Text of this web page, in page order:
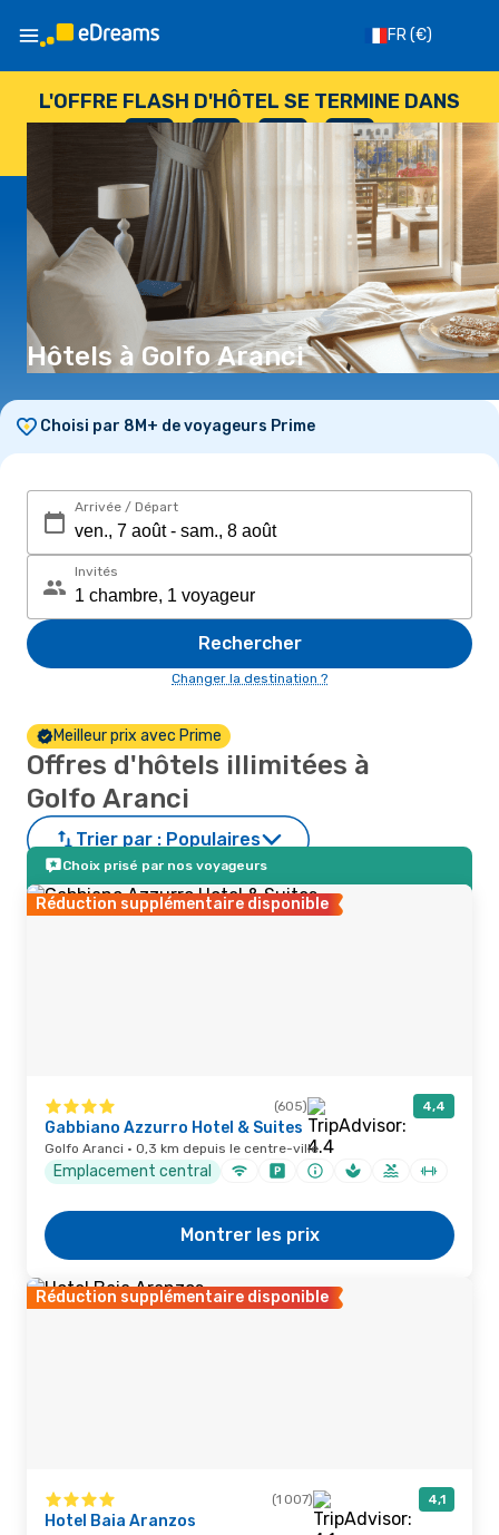
FR(€)
L'OFFRE FLASH D'HÔTEL SE TERMINE DANS
--
JOURS
: --
HEURES
: --
SECONDES
Hôtels à Golfo Aranci
Choisi par 8M+ de voyageurs Prime
Arrivée / Départ
Invités
Rechercher
Changer la destination ?
Meilleur prix avec Prime
Offres d'hôtels illimitées à
Golfo Aranci
Trier par : Populaires
Choix prisé par nos voyageurs
Réduction supplémentaire disponible
(605) 4,4
Gabbiano Azzurro Hotel & Suites
Golfo Aranci · 0,3 km depuis le centre-ville
Emplacement central
Montrer les prix
Réduction supplémentaire disponible
(1 007) 4,1
Hotel Baia Aranzos